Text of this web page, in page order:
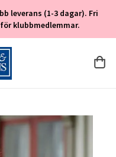
leverans (1-3 dagar). Fri
klubbmedlemmar.